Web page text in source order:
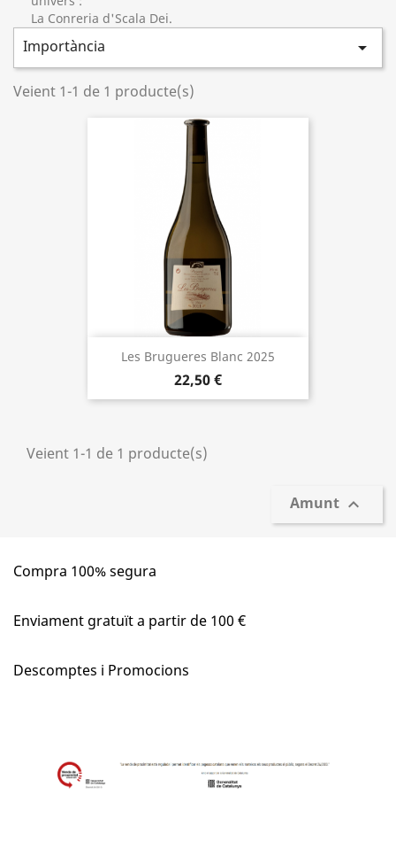
La Conreria d'Scala Dei.
Importància 
Veient 1-1 de 1 producte(s)
Les Brugueres Blanc 2025
22,50 €
Veient 1-1 de 1 producte(s)
Amunt 
Compra 100% segura
Enviament gratuït a partir de 100 €
Descomptes i Promocions